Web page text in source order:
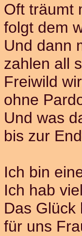
Oft träumt
folgt dem
Und dann
zahlen all
Freiwild
ohne
Und was
bis zur
Ich bin
Ich hab
Das Glück
für uns